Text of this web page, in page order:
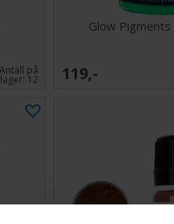
Antall på
lager: 12
Glow Pigments
119,-